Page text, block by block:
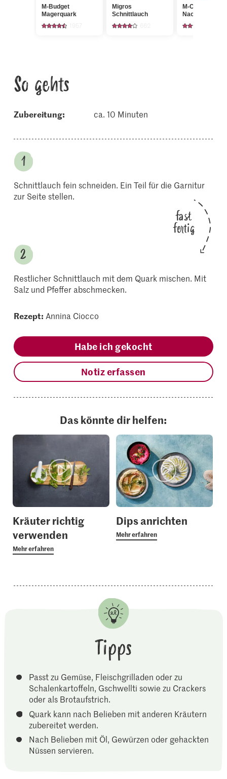
M-Budget
Magerquark
Migros
Schnittlauch
M-Classic
Nachfüllbeutel
So gehts
Zubereitung: ca. 10 Minuten
Schnittlauch fein schneiden. Ein Teil für die Garnitur
zur Seite stellen.
fast
fertig
Restlicher Schnittlauch mit dem Quark mischen. Mit
Salz und Pfeffer abschmecken.
Rezept: Annina Ciocco
Habe ich gekocht
Notiz erfassen
Das könnte dir helfen:
Kräuter richtig
verwenden
Mehr erfahren
Dips anrichten
Mehr erfahren
Tipps
Passt zu Gemüse, Fleischgrilladen oder zu
Schalenkartoffeln, Gschwellti sowie zu Crackers
oder als Brotaufstrich.
Quark kann nach Belieben mit anderen Kräutern
zubereitet werden.
Nach Belieben mit Öl, Gewürzen oder gehackten
Nüssen servieren.